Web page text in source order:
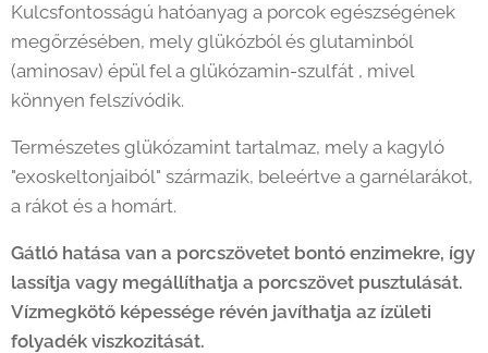
Kulcsfontosságú hatóanyag a porcok egészségének
megőrzésében, mely glükózból és glutaminból
(aminosav) épül fel a glükózamin-szulfát , mivel
könnyen felszívódik.
Természetes glükózamint tartalmaz, mely a kagyló
"exoskeltonjaiból" származik, beleértve a garnélarákot,
a rákot és a homárt.
Gátló hatása van a porcszövetet bontó enzimekre, így
lassítja vagy megállíthatja a porcszövet pusztulását.
Vízmegkötő képessége révén javíthatja az ízületi
folyadék viszkozitását.